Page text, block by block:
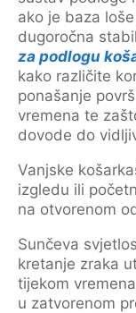
ako je baza
dugoročna
za podlogu
kako različite
ponašanje
vremena te
dovode do
Vanjske
izgledu ili
na otvorenom
Sunčeva
kretanje zraka
tijekom
u zatvorenom